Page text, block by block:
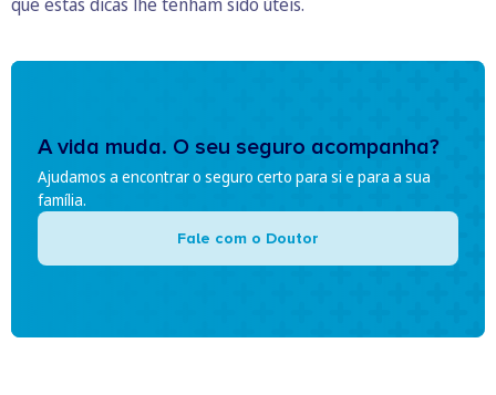
A vida muda. O seu seguro acompanha?
Ajudamos a encontrar o seguro certo para si e para a sua
família.
Fale com o Doutor